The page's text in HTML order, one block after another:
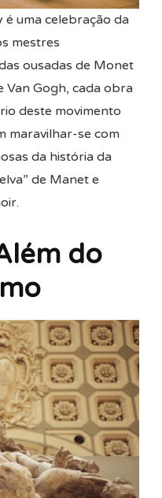
é uma celebração da
mestres
ousadas de Monet
Van Gogh, cada obra
deste movimento
maravilhar-se com
da história da
de Manet e
do